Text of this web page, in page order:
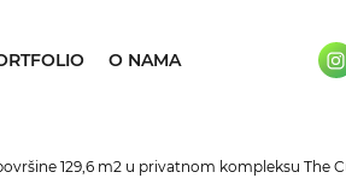
O NAMA
129,6 m2 u privatnom kompleksu The